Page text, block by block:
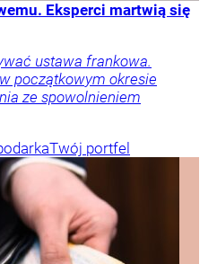
Eksperci martwią się
ustawa frankowa.
początkowym okresie
ze spowolnieniem
Twój portfel